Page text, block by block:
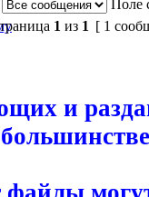
Поле
1 из 1 [ 1
и